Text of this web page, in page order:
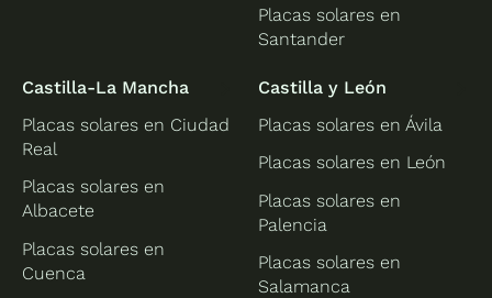
Placas solares en
Santander
Castilla-La Mancha
Placas solares en Ciudad
Real
Placas solares en
Albacete
Placas solares en
Cuenca
Castilla y León
Placas solares en Ávila
Placas solares en León
Placas solares en
Palencia
Placas solares en
Salamanca